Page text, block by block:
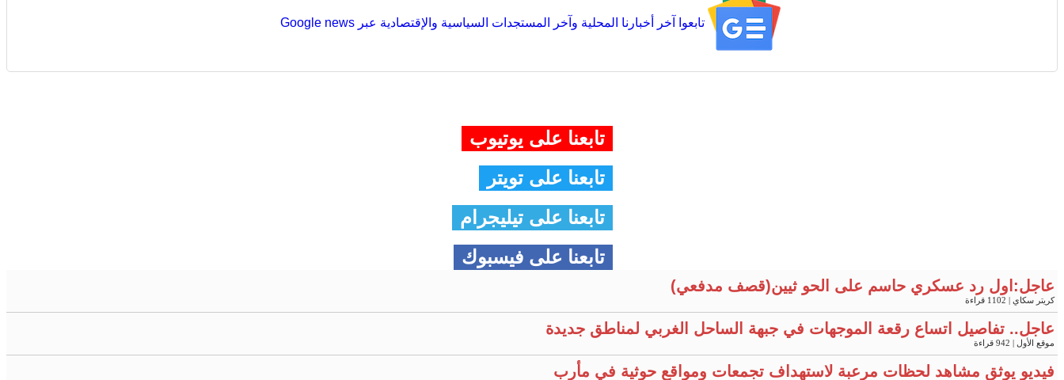
تابعوا آخر أخبارنا المحلية وآخر المستجدات السياسية والإقتصادية عبر Google news
تابعنا على يوتيوب
تابعنا على تويتر
تابعنا على تيليجرام
تابعنا على فيسبوك
عاجل:اول رد عسكري حاسم على الحو ثيين(قصف مدفعي)
كريتر سكاي | 1102 قراءة
عاجل.. تفاصيل اتساع رقعة الموجهات في جبهة الساحل الغربي لمناطق جديدة
موقع الأول | 942 قراءة
فيديو يوثق مشاهد لحظات مرعبة لاستهداف تجمعات ومواقع حوثية في مأرب